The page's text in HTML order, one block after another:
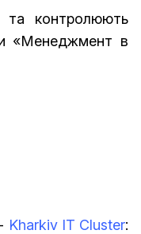
та контролюють
«Менеджмент в
Kharkiv IT Cluster: